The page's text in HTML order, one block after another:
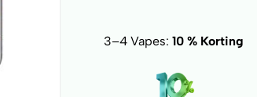
3–4 Vapes: 10 % Korting